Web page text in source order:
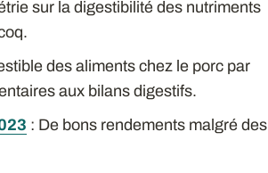
sur la digestibilité des nutriments
des aliments chez le porc par
aux bilans digestifs.
: De bons rendements malgré des